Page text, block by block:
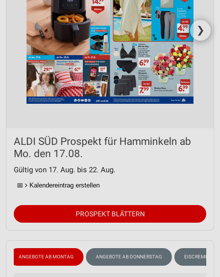
❯
ALDI SÜD Prospekt für Hamminkeln ab
Mo. den 17.08.
Gültig von 17. Aug. bis 22. Aug.
📅 Kalendereintrag erstellen
PROSPEKT BLÄTTERN
ANGEBOTE AB MONTAG ANGEBOTE AB DONNERSTAG EISCREME